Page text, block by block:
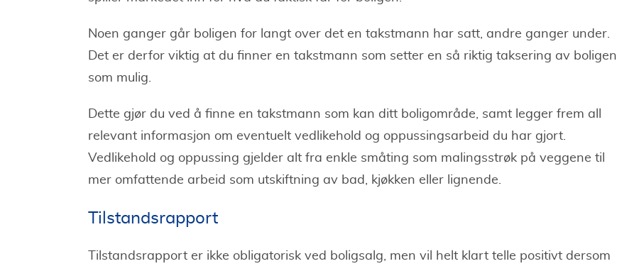
Noen ganger går boligen for langt over det en takstmann har satt, andre ganger under.
Det er derfor viktig at du finner en takstmann som setter en så riktig taksering av boligen
som mulig.
Dette gjør du ved å finne en takstmann som kan ditt boligområde, samt legger frem all
relevant informasjon om eventuelt vedlikehold og oppussingsarbeid du har gjort.
Vedlikehold og oppussing gjelder alt fra enkle småting som malingsstrøk på veggene til
mer omfattende arbeid som utskiftning av bad, kjøkken eller lignende.
Tilstandsrapport
Tilstandsrapport er ikke obligatorisk ved boligsalg, men vil helt klart telle positivt dersom